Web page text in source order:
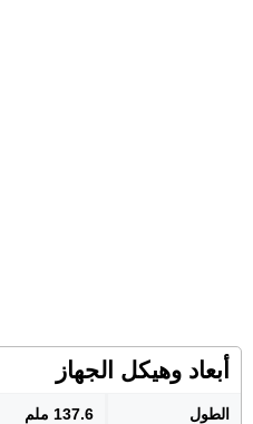
أبعاد وهيكل الجهاز
الطول 137.6 ملم